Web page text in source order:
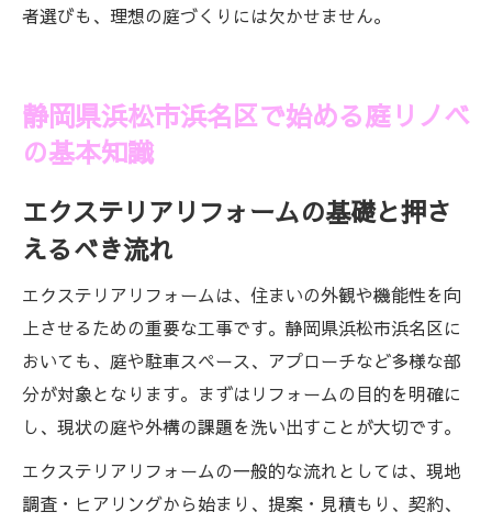
者選びも、理想の庭づくりには欠かせません。
静岡県浜松市浜名区で始める庭リノベ
の基本知識
エクステリアリフォームの基礎と押さ
えるべき流れ
エクステリアリフォームは、住まいの外観や機能性を向
上させるための重要な工事です。静岡県浜松市浜名区に
おいても、庭や駐車スペース、アプローチなど多様な部
分が対象となります。まずはリフォームの目的を明確に
し、現状の庭や外構の課題を洗い出すことが大切です。
エクステリアリフォームの一般的な流れとしては、現地
調査・ヒアリングから始まり、提案・見積もり、契約、